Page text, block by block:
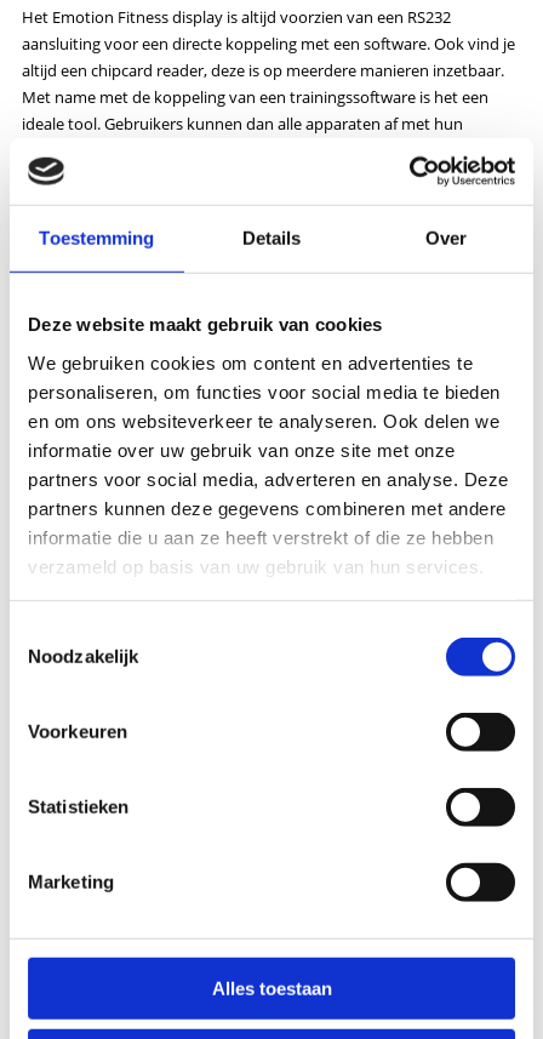
Toestemming Details Over
Deze website maakt gebruik van cookies
We gebruiken cookies om content en advertenties te
personaliseren, om functies voor social media te bieden
en om ons websiteverkeer te analyseren. Ook delen we
informatie over uw gebruik van onze site met onze
partners voor social media, adverteren en analyse. Deze
partners kunnen deze gegevens combineren met andere
informatie die u aan ze heeft verstrekt of die ze hebben
verzameld op basis van uw gebruik van hun services.
Noodzakelijk
Voorkeuren
Statistieken
Marketing
Alles toestaan
Het Emotion Fitness display is altijd voorzien van een RS232
aansluiting voor een directe koppeling met een software. Ook vind je
altijd een chipcard reader, deze is op meerdere manieren inzetbaar.
Met name met de koppeling van een trainingssoftware is het een
ideale tool. Gebruikers kunnen dan alle apparaten af met hun
chipcard en registreren zo alle trainingsdata. Ook kunnen er losse
programma’s op de chipcard geschreven worden, dat programma zal
direct gestart worden wanneer jij de chipcard in het display stopt.
Dankzij de Polar hartslagband ontvanger koppel je makkelijk de
harstslagband voor een betrouwbare en stabiele hartslagmeting.
kiezen voor de optie met hartslagsensoren op de bar. Houdt er wel
rekening mee dat deze minder betrouwbaar zijn dan een
hartslagband.
Specificaties
Artikelnummer
124-600UB-MM-MED
Hoofd categorie
Cardio apparatuur
Categorie
Cardio - Upperbody
Model
Breedte
Stel een vraag
Wij nemen binnen 24 uur contact met je op via de e-mail of telefoon.